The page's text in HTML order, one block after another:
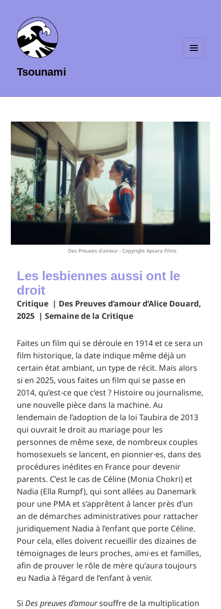
Tsounami
Des Preuves d'amour - Copyright Apsara Films
Les lesbiennes aussi ont le
droit
Critique | Des Preuves d’amour d’Alice Douard,
2025 | Semaine de la Critique
Faites un film qui se déroule en 1914 et ce sera un
film historique, la date indique même déjà un
certain état ambiant, un type de récit. Mais alors
si en 2025, vous faites un film qui se passe en
2014, qu’est-ce que c’est ? Histoire ou journalisme,
une nouvelle pièce dans la machine. Au
lendemain de l’adoption de la loi Taubira de 2013
qui ouvrait le droit au mariage pour les
personnes de même sexe, de nombreux couples
homosexuels se lancent, en pionnier·es, dans des
procédures inédites en France pour devenir
parents. C’est le cas de Céline (Monia Chokri) et
Nadia (Ella Rumpf), qui sont allées au Danemark
pour une PMA et s’apprêtent à lancer près d’un
an de démarches administratives pour rattacher
juridiquement Nadia à l’enfant que porte Céline.
Pour cela, elles doivent recueillir des dizaines de
témoignages de leurs proches, ami·es et familles,
afin de prouver le rôle de mère qu’aura toujours
eu Nadia à l’égard de l’enfant à venir.
SiDes preuves d’amoursouffre de la multiplication